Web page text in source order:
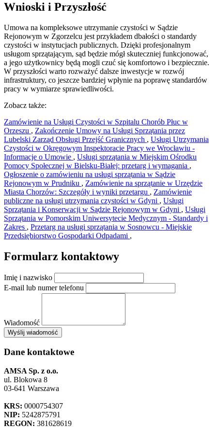
Wnioski i Przyszłość
Umowa na kompleksowe utrzymanie czystości w Sądzie
Rejonowym w Zgorzelcu jest przykładem dbałości o standardy
czystości w instytucjach publicznych. Dzięki profesjonalnym
usługom sprzątającym, sąd będzie mógł skuteczniej funkcjonować,
a jego użytkownicy będą mogli czuć się komfortowo i bezpiecznie.
W przyszłości warto rozważyć dalsze inwestycje w rozwój
infrastruktury, co jeszcze bardziej wpłynie na poprawę standardów
pracy w wymiarze sprawiedliwości.
Zobacz także:
Zamówienie na Usługi Czystości w Szpitalu Chorób Płuc w
Orzeszu , Zakończenie Umowy na Usługi Sprzątania przez
Lubelski Zarząd Obsługi Przejść Granicznych , Usługi Utrzymania
Czystości w Okręgowym Inspektoracie Pracy we Wrocławiu -
Informacje o Umowie , Usługi sprzątania w Miejskim Ośrodku
Pomocy Społecznej w Bielsku-Białej: przetarg i wymagania ,
Ogłoszenie o zamówieniu na usługi sprzątania w Sądzie
Rejonowym w Prudniku , Zamówienie na sprzątanie w Urzędzie
Miasta Chorzów: Szczegóły i wyniki przetargu , Zamówienie
publiczne na usługi utrzymania czystości w Gdyni , Usługi
Sprzątania i Konserwacji w Sądzie Rejonowym w Gdyni , Usługi
Sprzątania w Pomorskim Uniwersytecie Medycznym - Standardy i
Zakres , Przetarg na usługi sprzątania w Sosnowcu - Miejskie
Przedsiębiorstwo Gospodarki Odpadami ,
Formularz kontaktowy
Imię i nazwisko
E-mail lub numer telefonu
Wiadomość
Wyślij wiadomośćAMSA Sp. z o.o. - ul. Blokowa 8, Warszawa
+
−
Dane kontaktowe
AMSA Sp. z o.o.
ul. Blokowa 8
03-641 Warszawa
KRS: 0000754307
NIP: 5242875791
REGON: 381628619